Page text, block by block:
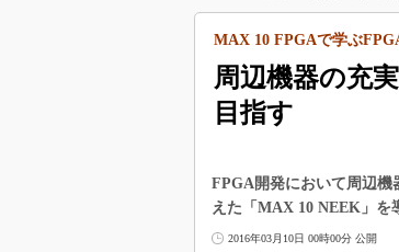
周辺機器の充
目指す
MAX 10 FPGAで学ぶ
FPGA開発において周辺機
えた「MAX 10 NEEK」を
2016年03月10日 00時00分 公開